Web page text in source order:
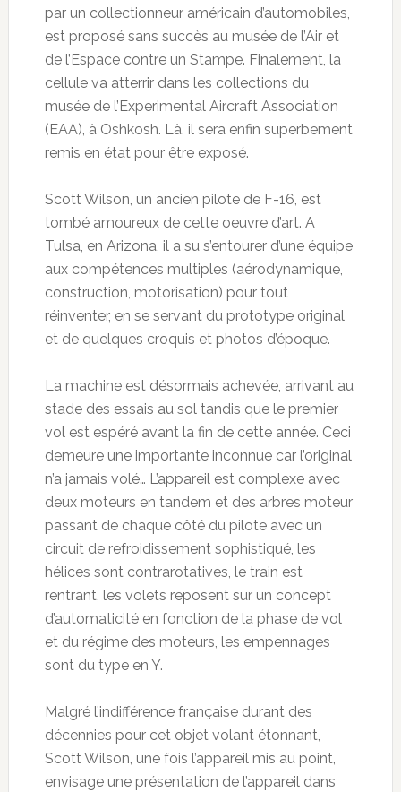
par un collectionneur américain d’automobiles,
est proposé sans succès au musée de l’Air et
de l’Espace contre un Stampe. Finalement, la
cellule va atterrir dans les collections du
musée de l’Experimental Aircraft Association
(EAA), à Oshkosh. Là, il sera enfin superbement
remis en état pour être exposé.
Scott Wilson, un ancien pilote de F-16, est
tombé amoureux de cette oeuvre d’art. A
Tulsa, en Arizona, il a su s’entourer d’une équipe
aux compétences multiples (aérodynamique,
construction, motorisation) pour tout
réinventer, en se servant du prototype original
et de quelques croquis et photos d’époque.
La machine est désormais achevée, arrivant au
stade des essais au sol tandis que le premier
vol est espéré avant la fin de cette année. Ceci
demeure une importante inconnue car l’original
n’a jamais volé… L’appareil est complexe avec
deux moteurs en tandem et des arbres moteur
passant de chaque côté du pilote avec un
circuit de refroidissement sophistiqué, les
hélices sont contrarotatives, le train est
rentrant, les volets reposent sur un concept
d’automaticité en fonction de la phase de vol
et du régime des moteurs, les empennages
sont du type en Y.
Malgré l’indifférence française durant des
décennies pour cet objet volant étonnant,
Scott Wilson, une fois l’appareil mis au point,
envisage une présentation de l’appareil dans